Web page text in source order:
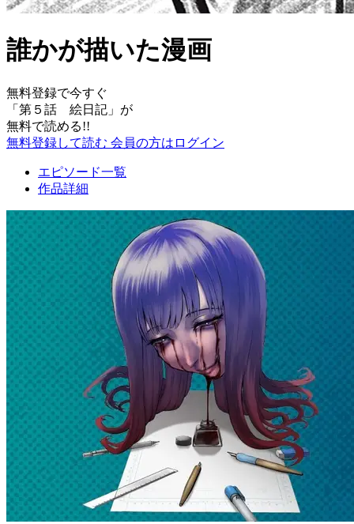
誰かが描いた漫画
無料登録で今すぐ
「 第５話 絵日記 」が
無料で読める!!
無料登録して読む 会員の方はログイン
エピソード一覧
作品詳細